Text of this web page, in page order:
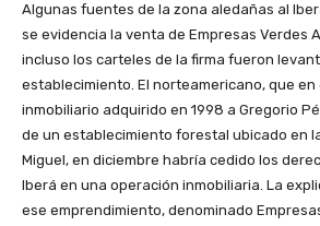
Algunas fuentes de la zona aledañas al
se evidencia la venta de Empresas Verdes
incluso los carteles de la firma fueron
establecimiento. El norteamericano, que en
inmobiliario adquirido en 1998 a Gregorio
de un establecimiento forestal ubicado en
Miguel, en diciembre habría cedido los
Iberá en una operación inmobiliaria. La
ese emprendimiento, denominado